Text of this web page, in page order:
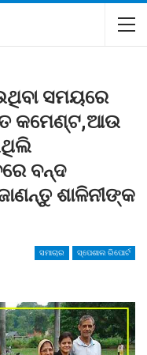
ସମୟରେ
କମେଣ୍ଟ,ଆଉ
ବନ୍ଦ
ଶାଳିନୀଙ୍କ
ସମାଚାର ସ୍ପେଶାଲ ରିପୋର୍ଟ